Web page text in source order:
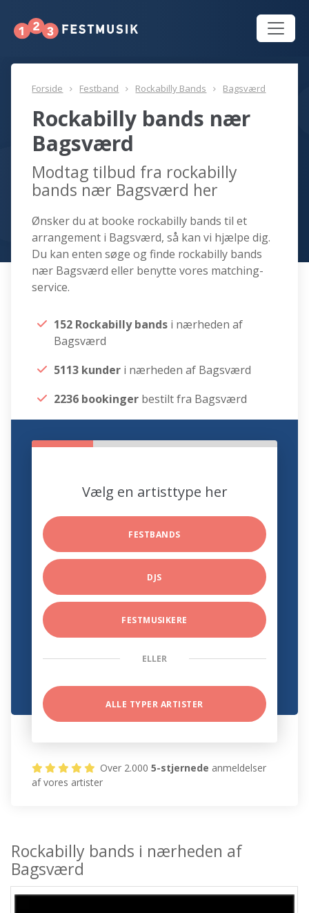
Forside Festband Rockabilly Bands Bagsværd
Rockabilly bands nær
Bagsværd
Modtag tilbud fra rockabilly
bands nær Bagsværd her
Ønsker du at booke rockabilly bands til et
arrangement i Bagsværd, så kan vi hjælpe dig.
Du kan enten søge og finde rockabilly bands
nær Bagsværd eller benytte vores matching-
service.
152 Rockabilly bands i nærheden af
Bagsværd
5113 kunder i nærheden af Bagsværd
2236 bookinger bestilt fra Bagsværd
Vælg en artisttype her
FESTBANDS
DJS
FESTMUSIKERE
ELLER
ALLE TYPER ARTISTER
Over 2.0005-stjernede anmeldelser
af vores artister
Rockabilly bands i nærheden af
Bagsværd